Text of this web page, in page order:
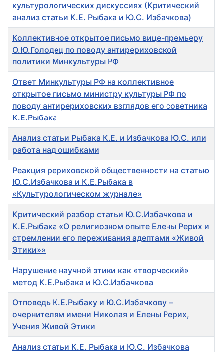
культурологических дискуссиях (Критический
анализ статьи К.Е. Рыбака и Ю.С. Избачкова)
Коллективное открытое письмо вице-премьеру
О.Ю.Голодец по поводу антирериховской
политики Минкультуры РФ
Ответ Минкультуры РФ на коллективное
открытое письмо министру культуры РФ по
поводу антирериховских взглядов его советника
К.Е.Рыбака
Анализ статьи Рыбака К.Е. и Избачкова Ю.С. или
работа над ошибками
Реакция рериховской общественности на статью
Ю.С.Избачкова и К.Е.Рыбака в
«Культурологическом журнале»
Критический разбор статьи Ю.С.Избачкова и
К.Е.Рыбака «О религиозном опыте Елены Рерих и
стремлении его переживания адептами «Живой
Этики»»
Нарушение научной этики как «творческий»
метод К.Е.Рыбака и Ю.С.Избачкова
Отповедь К.Е.Рыбаку и Ю.С.Избачкову −
очернителям имени Николая и Елены Рерих,
Учения Живой Этики
Анализ статьи К.Е. Рыбака и Ю.С. Избачкова